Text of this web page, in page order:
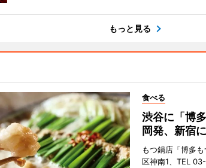
もっと見る
食べる
渋谷に「博
岡発、新宿
もつ鍋店「博多
区神南1、TEL